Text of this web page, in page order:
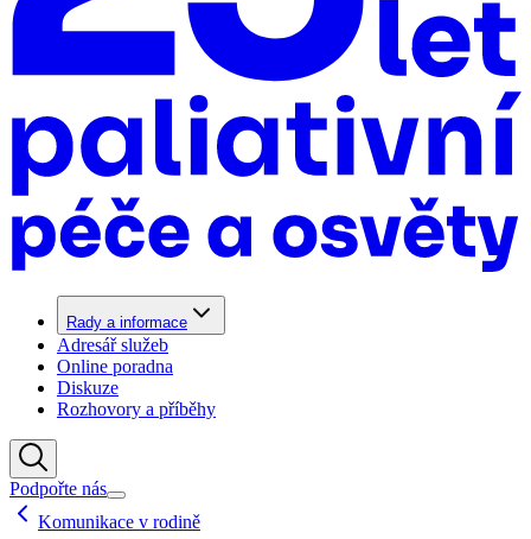
Rady a informace
Adresář služeb
Online poradna
Diskuze
Rozhovory a příběhy
Podpořte nás
Komunikace v rodině